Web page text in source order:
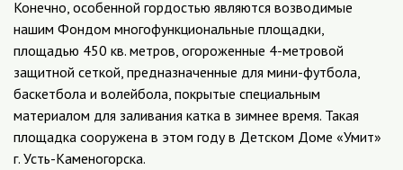
Конечно, особенной гордостью являются возводимые
нашим Фондом многофункциональные площадки,
площадью 450 кв. метров, огороженные 4-метровой
защитной сеткой, предназначенные для мини-футбола,
баскетбола и волейбола, покрытые специальным
материалом для заливания катка в зимнее время. Такая
площадка сооружена в этом году в Детском Доме «Умит»
г. Усть-Каменогорска.